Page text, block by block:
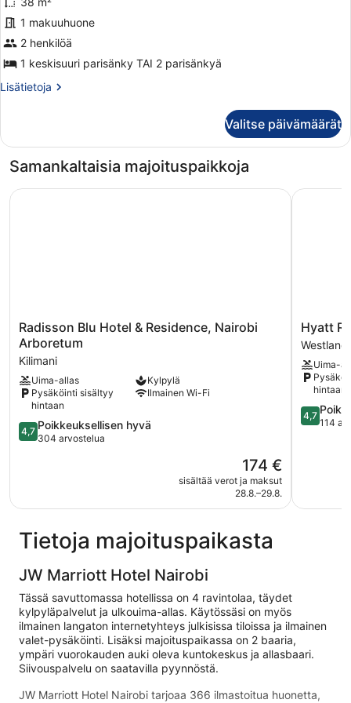
kuvat
1 makuuhuone
2 henkilöä
1 keskisuuri parisänky TAI 2 parisänkyä
Lisätietoja
Lisätietoja
Valitse päivämäärät
Samankaltaisia majoituspaikkoja
Radisson
Blu
Hotel
&
Residence,
Nairobi
Arboretum
Kilimani
Radisson Blu Hotel & Residence, Nairobi
Arboretum
Kilimani
Uima-allas
Kylpylä
Pysäköinti sisältyy
hintaan
Ilmainen Wi-Fi
4.7
kautta
arvostelua
4,7 Poikkeuksellisen hyvä
304 arvostelua
Hinta
on
174 €
174 €
sisältää verot ja maksut
28.8.–29.8.
Radisson Blu Hotel & Residence, Nairobi Arboretum
Hyatt
Regency
Nairobi
Hyatt
Uima-
hintaan
4.7
kautta
4,7
114
Hyatt
Tietoja majoituspaikasta
JW Marriott Hotel Nairobi
Tässä savuttomassa hotellissa on 4 ravintolaa, täydet
kylpyläpalvelut ja ulkouima-allas. Käytössäsi on myös
ilmainen langaton internetyhteys julkisissa tiloissa ja ilmainen
valet-pysäköinti. Lisäksi majoituspaikassa on 2 baaria,
ympäri vuorokauden auki oleva kuntokeskus ja allasbaari.
Siivouspalvelu on saatavilla pyynnöstä.
JW Marriott Hotel Nairobi tarjoaa 366 ilmastoitua huonetta,